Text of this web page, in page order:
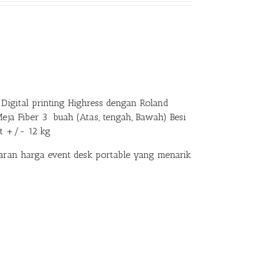
printing Highress dengan Roland
Fiber 3 buah (Atas, tengah, Bawah) Besi
+/- 12 kg
harga event desk portable yang menarik